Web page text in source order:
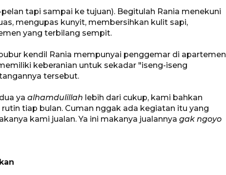
pelan tapi sampai ke tujuan). Begitulah Rania menekuni
mengupas kunyit, membersihkan kulit sapi,
yang terbilang sempit.
kendil Rania mempunyai penggemar di apartemen
keberanian untuk sekadar "iseng-iseng
tersebut.
ya alhamdulillah lebih dari cukup, kami bahkan
tiap bulan. Cuman nggak ada kegiatan itu yang
kami jualan. Ya ini makanya jualannya gak ngoyo